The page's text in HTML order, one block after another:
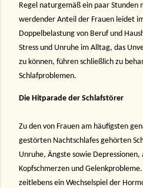
Regel naturgemäß ein paar Stunden
werdender Anteil der Frauen leidet
Doppelbelastung von Beruf und
Stress und Unruhe im Alltag, das
zu können, führen schließlich zu
Schlafproblemen.
Die Hitparade der Schlafstörer
Zu den von Frauen am häufigsten
gestörten Nachtschlafes gehörten
Unruhe, Ängste sowie
Kopfschmerzen und
zeitlebens ein Wechselspiel der